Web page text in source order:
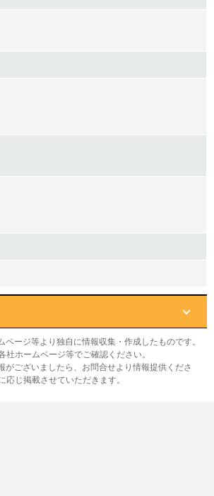
ページ等より独自に情報収集・作成したものです。
社ホームページ等でご確認ください。
がございましたら、お問合せより情報提供くださ
応じ掲載させていただきます。